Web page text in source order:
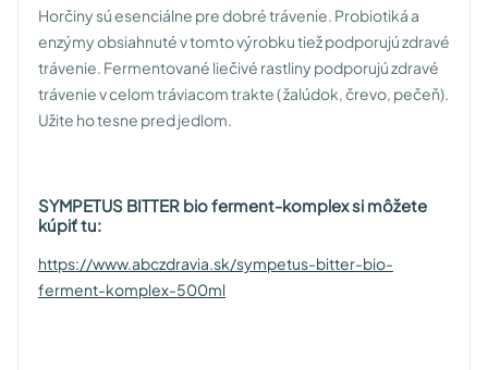
Horčiny sú esenciálne pre dobré trávenie. Probiotiká a
enzýmy obsiahnuté v tomto výrobku tiež podporujú zdravé
trávenie. Fermentované liečivé rastliny podporujú zdravé
trávenie v celom tráviacom trakte ( žalúdok, črevo, pečeň).
Užite ho tesne pred jedlom.
SYMPETUS BITTER bio ferment-komplex si môžete
kúpiť tu:
https://www.abczdravia.sk/sympetus-bitter-bio-
ferment-komplex-500ml